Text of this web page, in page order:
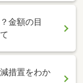
金額の目
措置をわか